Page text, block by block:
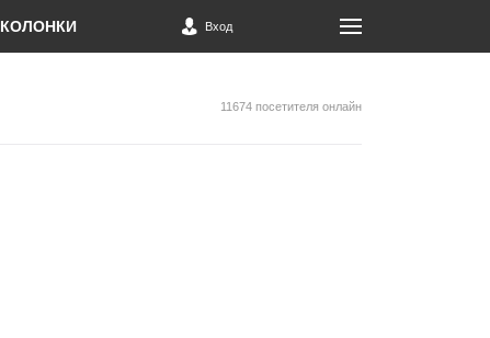
КОЛОНКИ Вход
11674 посетителя онлайн